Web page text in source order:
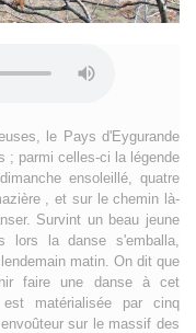
le Pays d'Eygurande
; parmi celles-ci la légende
ensoleillé, quatre
, et sur le chemin là-
Survint un beau jeune
lors la danse s'emballa,
matin. On dit que
faire une danse à cet
est matérialisée par cinq
sur le massif des